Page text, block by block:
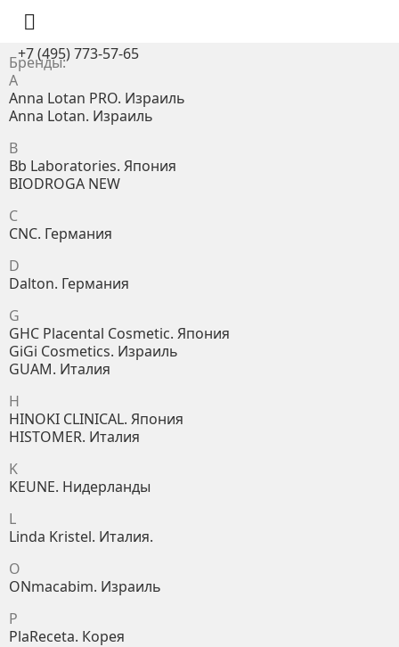

+7 (495) 773-57-65
Бренды:
A
Anna Lotan PRO. Израиль
Anna Lotan. Израиль
B
Bb Laboratories. Япония
BIODROGA NEW
C
CNC. Германия
D
Dalton. Германия
G
GHC Placental Cosmetic. Япония
GiGi Cosmetics. Израиль
GUAM. Италия
H
HINOKI CLINICAL. Япония
HISTOMER. Италия
K
KEUNE. Нидерланды
L
Linda Kristel. Италия.
O
ONmacabim. Израиль
P
PlaReceta. Корея